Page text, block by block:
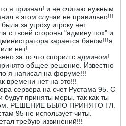
я признал! и не считаю нужным
в этом случаи не правильно!!!
за угрозу игроку нет
с твоей стороны "админу пох" и
карается баном!!!я
нет!
за то что спорил с админом!
общее решение. Известно
я написал на форуме!!!
времени нет на это!!!
сервера на счет Рустама 95. С
будут приняты меры. так как ты
РЕШЕНИЕ БЫЛО ПРИНЯТО ГЛ.
95 не использует читы.
требую извинений!!!